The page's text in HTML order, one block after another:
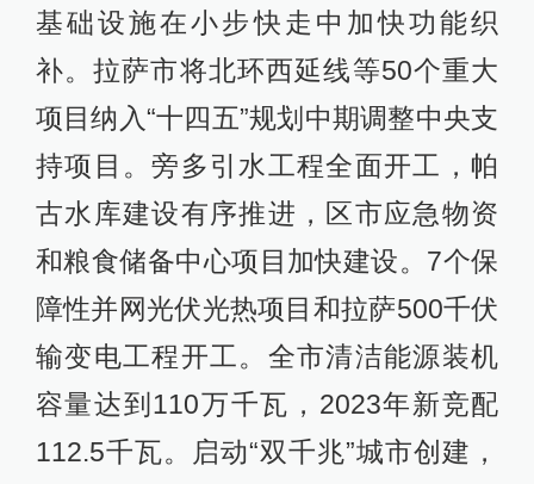
基础设施在小步快走中加快功能织
补。拉萨市将北环西延线等50个重大
项目纳入“十四五”规划中期调整中央支
持项目。旁多引水工程全面开工，帕
古水库建设有序推进，区市应急物资
和粮食储备中心项目加快建设。7个保
障性并网光伏光热项目和拉萨500千伏
输变电工程开工。全市清洁能源装机
容量达到110万千瓦，2023年新竞配
112.5千瓦。启动“双千兆”城市创建，